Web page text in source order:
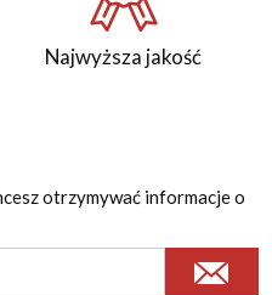
Najwyższa jakość
otrzymywać informacje o